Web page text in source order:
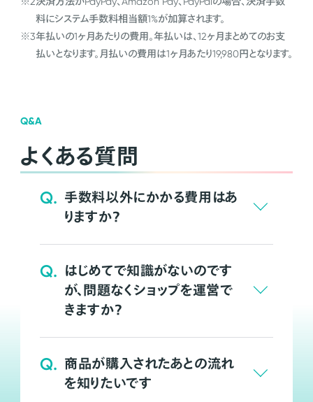
料にシステム手数料相当額1%が加算されます。
※3年払いの1ヶ月あたりの費用。年払いは、12ヶ月まとめてのお支
払いとなります。月払いの費用は1ヶ月あたり19,980円となります。
Q&A
よくある質問
Q. 手数料以外にかかる費用はあ
りますか？
Q. はじめてで知識がないのです
が、問題なくショップを運営で
きますか？
Q. 商品が購入されたあとの流れ
を知りたいです